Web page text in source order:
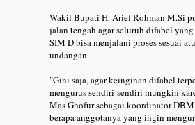
Wakil Bupati H. Arief Rohman M.Si
jalan tengah agar seluruh difabel
SIM D bisa menjalani proses sesuai
undangan.
"Gini saja, agar keinginan difabel
mengurus sendiri-sendiri mungkin
Mas Ghofur sebagai koordinator
berapa anggotanya yang ingin